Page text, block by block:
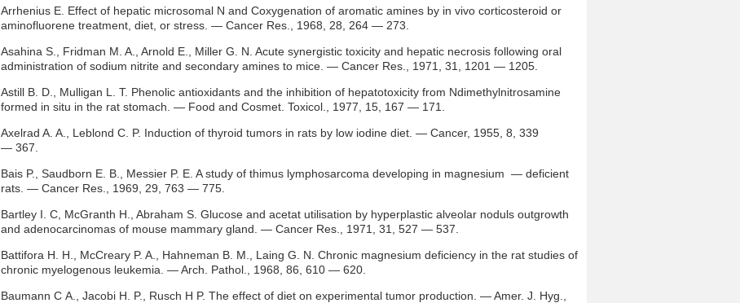
Arrhenius E. Effect of hepatic microsomal N and Coxygenation of aromatic amines by in vivo corticosteroid or
aminofluorene treatment, diet, or stress. — Cancer Res., 1968, 28, 264 — 273.
Asahina S., Fridman M. A., Arnold E., Miller G. N. Acute synergistic toxicity and hepatic necrosis following oral
administration of sodium nitrite and secondary amines to mice. — Cancer Res., 1971, 31, 1201 — 1205.
Astill B. D., Mulligan L. T. Phenolic antioxidants and the inhibition of hepatotoxicity from Ndimethylnitrosamine
formed in situ in the rat stomach. — Food and Cosmet. Toxicol., 1977, 15, 167 — 171.
Axelrad A. A., Leblond С. P. Induction of thyroid tumors in rats by low iodine diet. — Cancer, 1955, 8, 339
— 367.
Bais P., Saudborn E. В., Messier P. E. A study of thimus lymphosarcoma developing in magnesium — deficient
rats. — Cancer Res., 1969, 29, 763 — 775.
Bartley I. C, McGranth H., Abraham S. Glucose and acetat utilisation by hyperplastic alveolar noduls outgrowth
and adenocarcinomas of mouse mammary gland. — Cancer Res., 1971, 31, 527 — 537.
Battifora H. H., McCreary P. A., Hahneman В. М., Laing G. N. Chronic magnesium deficiency in the rat studies of
chronic myelogenous leukemia. — Arch. Pathol., 1968, 86, 610 — 620.
Baumann С A., Jacobi H. P., Rusch H P. The effect of diet on experimental tumor production. — Amer. J. Hyg.,